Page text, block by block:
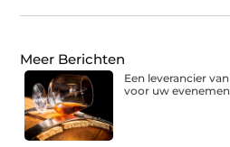
Meer Berichten
Een leverancier
voor uw